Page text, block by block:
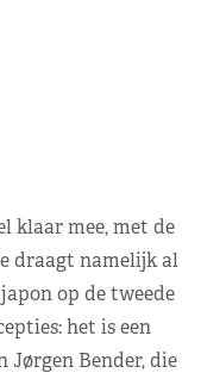
klaar mee, met de
draagt namelijk al
op de tweede
het is een
Jørgen Bender, die